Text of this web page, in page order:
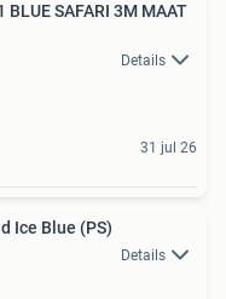
BLUE SAFARI 3M MAAT
Details
31 jul 26
Ice Blue (PS)
Details